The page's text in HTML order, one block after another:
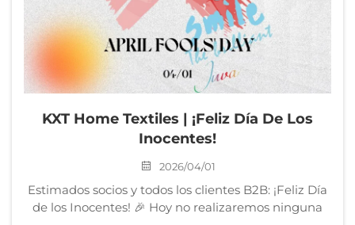
KXT Home Textiles | ¡Feliz Día De Los
Inocentes!
2026/04/01
Estimados socios y todos los clientes B2B: ¡Feliz Día
de los Inocentes! 🎉 Hoy no realizaremos ninguna